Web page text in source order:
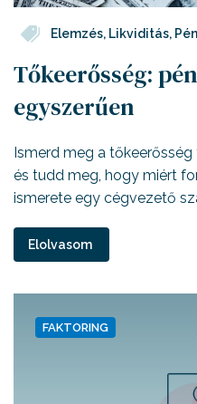
Elemzés, Likviditás,
Tőkeerősség:
egyszerűen
Ismerd meg a
és tudd meg, hogy miért
ismerete egy cégvezető
Elolvasom
FAKTORING